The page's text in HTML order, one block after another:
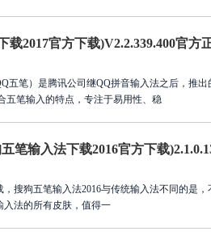
2017官方下载)V2.2.339.400官方
五笔）是腾讯公司继QQ拼音输入法之后，推
五笔输入的特点，专注于易用性、稳
笔输入法下载2016官方下载
搜狗五笔输入法2016与传统输入法不同的是，
法的所有皮肤，值得一